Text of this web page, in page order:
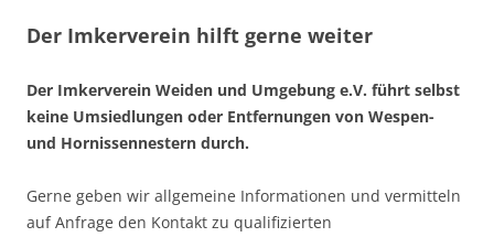
Der Imkerverein hilft gerne weiter
Der Imkerverein Weiden und Umgebung e.V. führt selbst
keine Umsiedlungen oder Entfernungen von Wespen-
und Hornissennestern durch.
Gerne geben wir allgemeine Informationen und vermitteln
auf Anfrage den Kontakt zu qualifizierten